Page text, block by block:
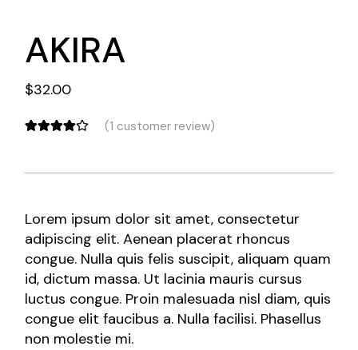
AKIRA
$32.00
(1 customer review)
Lorem ipsum dolor sit amet, consectetur
adipiscing elit. Aenean placerat rhoncus
congue. Nulla quis felis suscipit, aliquam quam
id, dictum massa. Ut lacinia mauris cursus
luctus congue. Proin malesuada nisl diam, quis
congue elit faucibus a. Nulla facilisi. Phasellus
non molestie mi.